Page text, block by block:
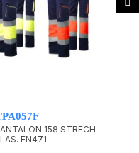
158 STRECH
EN471